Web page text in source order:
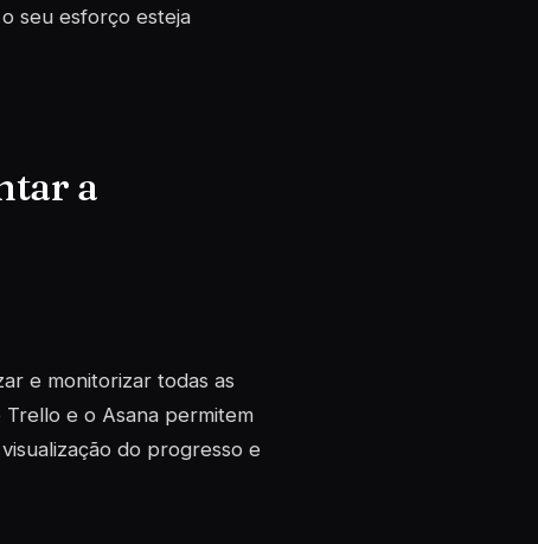
seu esforço esteja
a
e monitorizar todas as
e o Asana permitem
do progresso e